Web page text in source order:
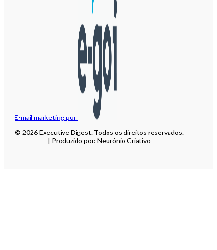
E-mail marketing por:
© 2026 Executive Digest. Todos os direitos reservados.
| Produzido por: Neurónio Criativo